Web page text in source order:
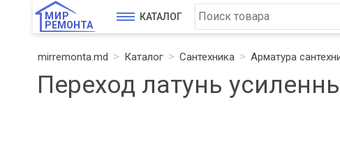
МИР
РЕМОНТА
КАТАЛОГ
mirremonta.md Каталог Сантехника Арматура
Переход латунь